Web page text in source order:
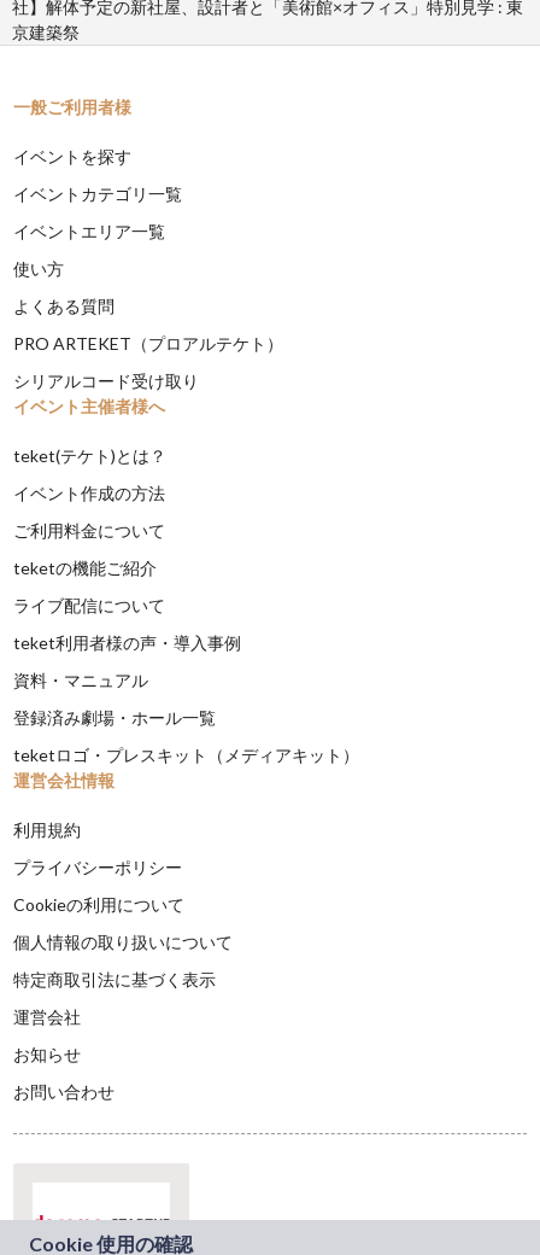
社】解体予定の新社屋、設計者と「美術館×オフィス」特別見学 : 東
京建築祭
一般ご利用者様
イベントを探す
イベントカテゴリ一覧
イベントエリア一覧
使い方
よくある質問
PRO ARTEKET（プロアルテケト）
シリアルコード受け取り
イベント主催者様へ
teket(テケト)とは？
イベント作成の方法
ご利用料金について
teketの機能ご紹介
ライブ配信について
teket利用者様の声・導入事例
資料・マニュアル
登録済み劇場・ホール一覧
teketロゴ・プレスキット（メディアキット）
運営会社情報
利用規約
プライバシーポリシー
Cookieの利用について
個人情報の取り扱いについて
特定商取引法に基づく表示
運営会社
お知らせ
お問い合わせ